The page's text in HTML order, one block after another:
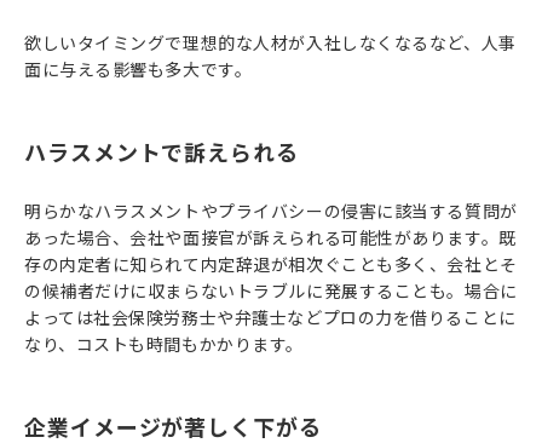
欲しいタイミングで理想的な人材が入社しなくなるなど、人事
面に与える影響も多大です。
ハラスメントで訴えられる
明らかなハラスメントやプライバシーの侵害に該当する質問が
あった場合、会社や面接官が訴えられる可能性があります。既
存の内定者に知られて内定辞退が相次ぐことも多く、会社とそ
の候補者だけに収まらないトラブルに発展することも。場合に
よっては社会保険労務士や弁護士などプロの力を借りることに
なり、コストも時間もかかります。
企業イメージが著しく下がる